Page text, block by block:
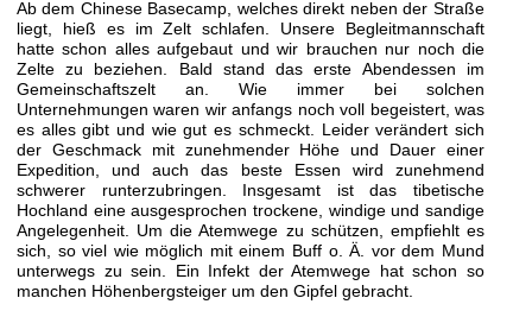
Ab dem Chinese Basecamp, welches direkt neben der Straße
liegt, hieß es im Zelt schlafen. Unsere Begleitmannschaft
hatte schon alles aufgebaut und wir brauchen nur noch die
Zelte zu beziehen. Bald stand das erste Abendessen im
Gemeinschaftszelt an. Wie immer bei solchen
Unternehmungen waren wir anfangs noch voll begeistert, was
es alles gibt und wie gut es schmeckt. Leider verändert sich
der Geschmack mit zunehmender Höhe und Dauer einer
Expedition, und auch das beste Essen wird zunehmend
schwerer runterzubringen. Insgesamt ist das tibetische
Hochland eine ausgesprochen trockene, windige und sandige
Angelegenheit. Um die Atemwege zu schützen, empfiehlt es
sich, so viel wie möglich mit einem Buff o. Ä. vor dem Mund
unterwegs zu sein. Ein Infekt der Atemwege hat schon so
manchen Höhenbergsteiger um den Gipfel gebracht.